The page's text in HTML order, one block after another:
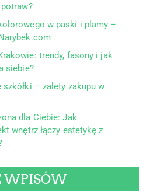
w paski i plamy –
trendy, fasony i jak
siebie?
– zalety zakupu w
dla Ciebie: Jak
wnętrz łączy estetykę z
WPISÓW